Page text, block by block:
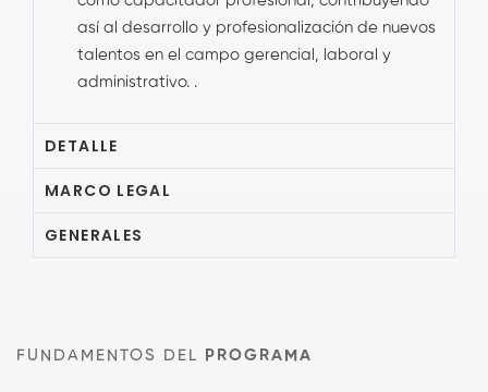
así al desarrollo y profesionalización de nuevos
talentos en el campo gerencial, laboral y
administrativo. .
DETALLE
MARCO LEGAL
GENERALES
FUNDAMENTOS DEL PROGRAMA